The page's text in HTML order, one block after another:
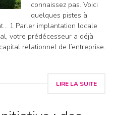
connaissez pas. Voici
quelques pistes à
1 Parler implantation locale
votre prédécesseur a déjà
relationnel de l’entreprise.
LIRE LA SUITE